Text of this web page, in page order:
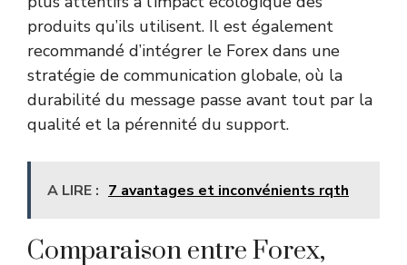
produits qu’ils utilisent. Il est également
recommandé d’intégrer le Forex dans une
stratégie de communication globale, où la
durabilité du message passe avant tout par la
qualité et la pérennité du support.
A LIRE : 7 avantages et inconvénients rqth
Comparaison entre Forex,